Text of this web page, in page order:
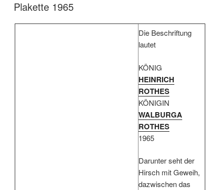
AM
Plakette 1965
Die Beschriftung
lautet
KÖNIG
HEINRICH
ROTHES
KÖNIGIN
WALBURGA
ROTHES
1965
Darunter seht der
Hirsch mit Geweih,
dazwischen das